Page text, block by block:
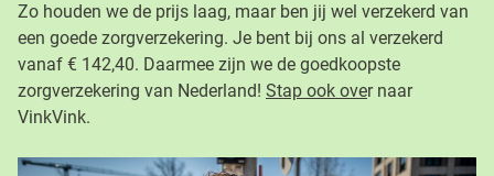
Zo houden we de prijs laag, maar ben jij wel verzekerd van
een goede zorgverzekering. Je bent bij ons al verzekerd
vanaf € 142,40. Daarmee zijn we de goedkoopste
zorgverzekering van Nederland! Stap ook over naar
VinkVink.